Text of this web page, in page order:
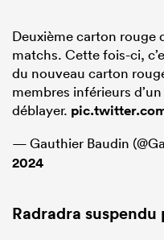
Deuxième carton rouge
matchs. Cette fois-ci,
du nouveau carton
membres inférieurs
déblayer.
— Gauthier Baudin
2024
Radradra